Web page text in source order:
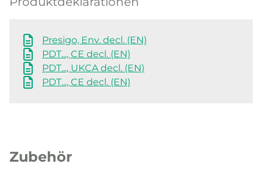
Presigo, Env. decl. (EN)
PDT..., CE decl. (EN)
PDT..., UKCA decl. (EN)
PDT..., CE decl. (EN)
Zubehör